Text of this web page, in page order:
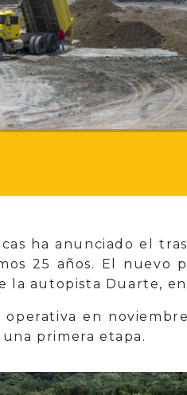
ha anunciado el
25 años. El nuevo
la autopista Duarte,
operativa en
primera etapa.